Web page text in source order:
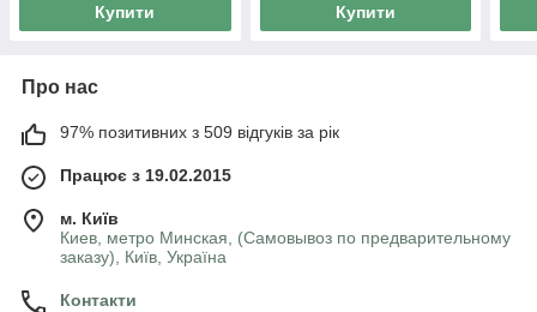
Купити Купити
Про нас
97% позитивних з 509 відгуків за рік
Працює з 19.02.2015
м. Київ
Киев, метро Минская, (Самовывоз по предварительному
заказу), Київ, Україна
Контакти